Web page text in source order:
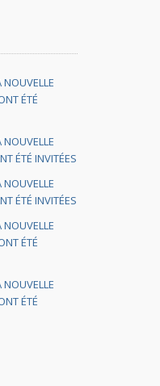
ÉTÉ
ÉTÉ INVITÉES
ÉTÉ INVITÉES
ÉTÉ
ÉTÉ